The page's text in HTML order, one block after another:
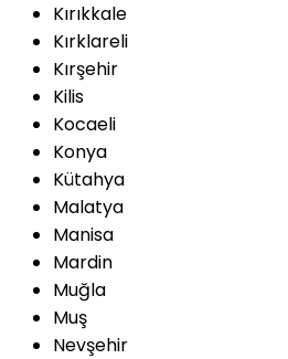
Kırıkkale
Kırklareli
Kırşehir
Kilis
Kocaeli
Konya
Kütahya
Malatya
Manisa
Mardin
Muğla
Muş
Nevşehir